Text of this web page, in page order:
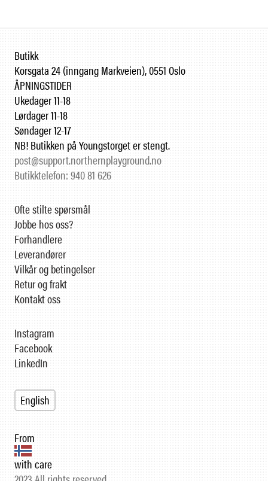
Butikk
Korsgata 24 (inngang Markveien), 0551 Oslo
ÅPNINGSTIDER
Ukedager 11-18
Lørdager 11-18
Søndager 12-17
NB! Butikken på Youngstorget er stengt.
post@support.northernplayground.no
Butikktelefon: 940 81 626
Ofte stilte spørsmål
Jobbe hos oss?
Forhandlere
Leverandører
Vilkår og betingelser
Retur og frakt
Kontakt oss
From
with care
Instagram
Facebook
LinkedIn
English